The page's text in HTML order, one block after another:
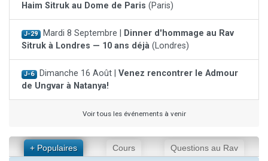
Haim Sitruk au Dome de Paris (Paris)
J-29 Mardi 8 Septembre |
Dinner d'hommage au Rav
Sitruk à Londres — 10 ans déjà (Londres)
J-6 Dimanche 16 Août | Venez rencontrer le Admour
de Ungvar à Natanya!
Voir tous les événements à venir
+ Populaires Cours Questions au Rav